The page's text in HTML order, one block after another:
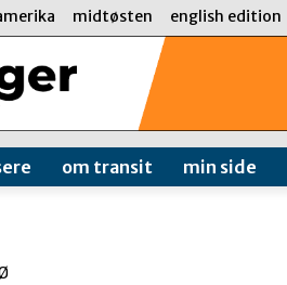
midtøsten english edition
om transit min side